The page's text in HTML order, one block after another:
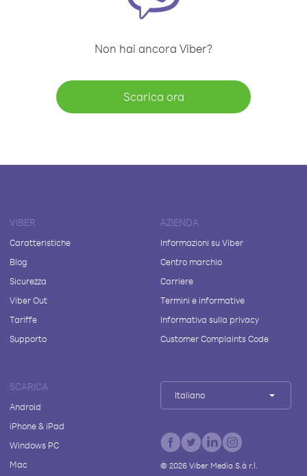
Non hai ancora Viber?
Scarica ora
VIBER
Caratteristiche
Blog
Sicurezza
Viber Out
Tariffe
Supporto
AZIENDA
Informazioni su Viber
Centro marchio
Carriere
Termini e informative
Informativa sulla privacy
Customer Complaints Code
SCARICA
Android
iPhone & iPad
Windows PC
Mac
Italiano
© 2026Viber Media S.à r.l.